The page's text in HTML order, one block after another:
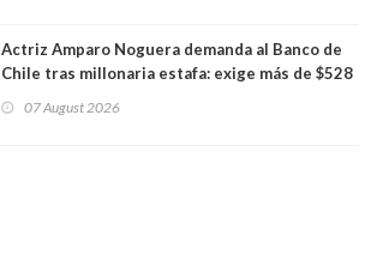
Actriz Amparo Noguera demanda al Banco de
Chile tras millonaria estafa: exige más de $528
millones
07 August 2026